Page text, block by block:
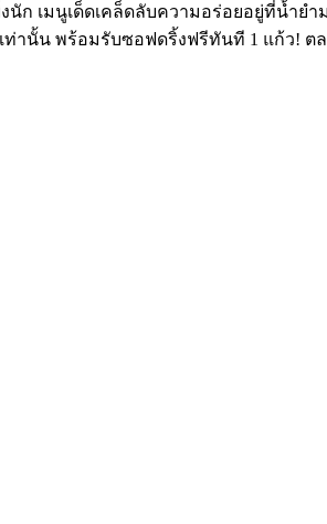
ก เมนูเด็ดเคล็ดลับความอร่อยอยู่ที่น้ำย
ท่านั้น พร้อมรับซอฟดริ้งฟรีทันที 1 แก้ว!